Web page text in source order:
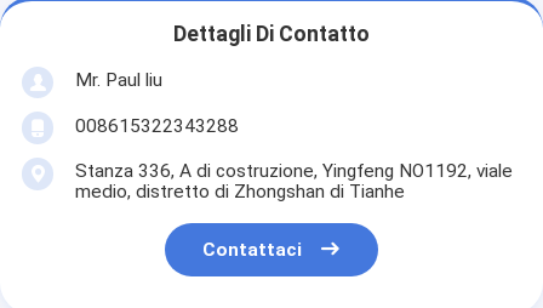
Dettagli Di Contatto
Mr. Paul liu
008615322343288
Stanza 336, A di costruzione, Yingfeng NO1192, viale
medio, distretto di Zhongshan di Tianhe
Contattaci